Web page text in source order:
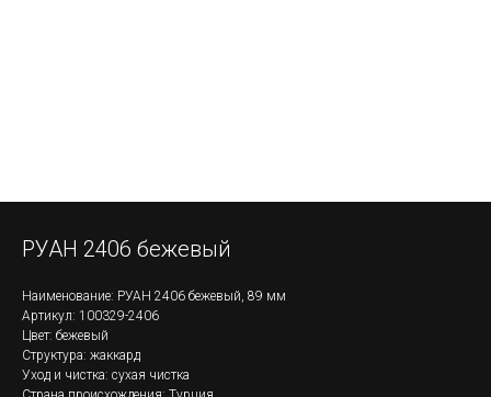
РУАН 2406 бежевый
Наименование: РУАН 2406 бежевый, 89 мм
Артикул: 100329-2406
Цвет: бежевый
Структура: жаккард
Уход и чистка: сухая чистка